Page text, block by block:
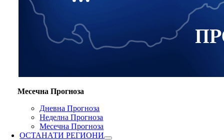
Месечна Прогноза
Дневна Прогноза
Неделна Прогноза
Месечна Прогноза
ОСТАНАТИ РЕГИОНИ